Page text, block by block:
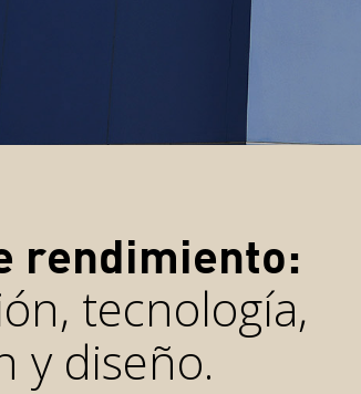
rendimiento:
tecnología,
y diseño.